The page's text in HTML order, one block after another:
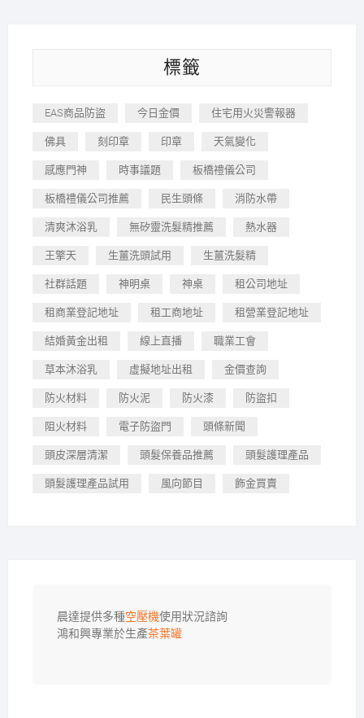
標籤
EAS商品防盜 今日金價 住宅用火災警報器
佛具 刻印章 印章 天氣變化
感應門神 時事議題 板橋禮儀公司
板橋禮儀公司推薦 民生頭條 消防水帶
清爽沐浴乳 無矽靈洗髮精推薦 熱水器
王擎天 生薑洗頭試用 生薑洗髮精
社群話題 神明桌 神桌 租公司地址
租商業登記地址 租工商地址 租營業登記地址
結婚黃金出租 線上直播 職業工會
草本沐浴乳 虛擬地址出租 金價查詢
防火材料 防火泥 防火漆 防盜扣
阻火材料 電子防盜門 頭條新聞
頭皮深層清潔 頭髮保養品推薦 頭髮護理產品
頭髮護理產品試用 風向節目 飾金買賣
晨達提供多種空壓機使用狀況諮詢
鴻和興專業於生產茶葉罐